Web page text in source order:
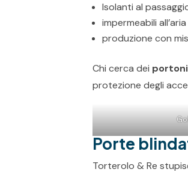
Isolanti al
impermeabili
produzione con
Chi cerca dei
protezione degli
Porte
Torterolo & Re